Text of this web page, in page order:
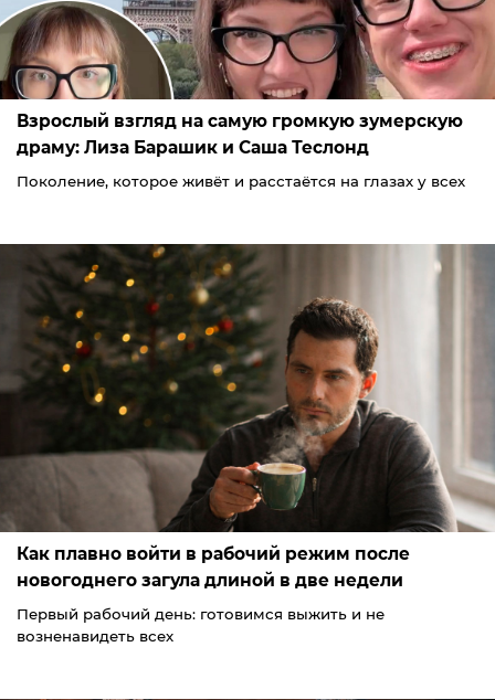
Взрослый взгляд на самую громкую зумерскую
драму: Лиза Барашик и Саша Теслонд
Поколение, которое живёт и расстаётся на глазах у всех
Как плавно войти в рабочий режим после
новогоднего загула длиной в две недели
Первый рабочий день: готовимся выжить и не
возненавидеть всех